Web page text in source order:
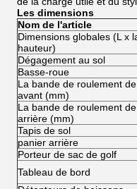
Les dimensions
Nom de l'article
Dimensions globales (L x
hauteur)
Dégagement au sol
Basse-roue
La bande de roulement
avant (mm)
La bande de roulement
arrière (mm)
Tapis de sol
panier arrière
Porteur de sac de golf
Tableau de bord